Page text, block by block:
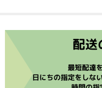
SRAM(スラム）
TRP